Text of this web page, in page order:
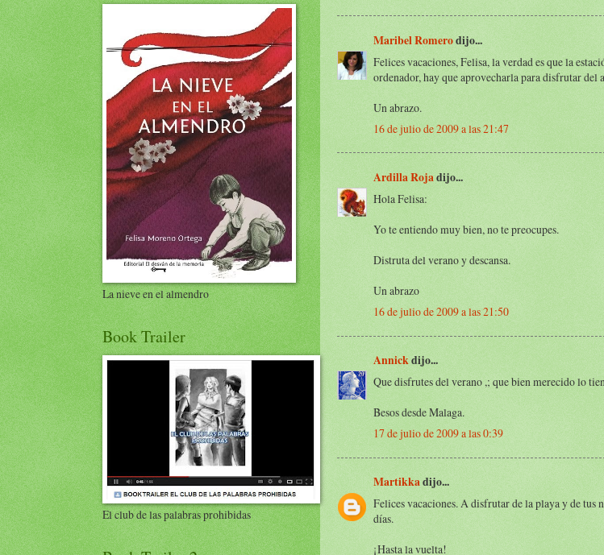
Maribel Romerodijo...
Felices vacaciones, Felisa, la verdad es que la
ordenador, hay que aprovecharla para disfrutar del
Un abrazo.
16 de julio de 2009 a las 21:47
Ardilla Rojadijo...
Hola Felisa:
Yo te entiendo muy bien, no te preocupes.
Distruta del verano y descansa.
Un abrazo
16 de julio de 2009 a las 21:50
Annickdijo...
Que disfrutes del verano ,; que bien merecido lo
Besos desde Malaga.
17 de julio de 2009 a las 0:39
Martikkadijo...
Felices vacaciones. A disfrutar de la playa y de tus
días.
¡Hasta la vuelta!
La nieve en el almendro
Book Trailer
El club de las palabras prohibidas